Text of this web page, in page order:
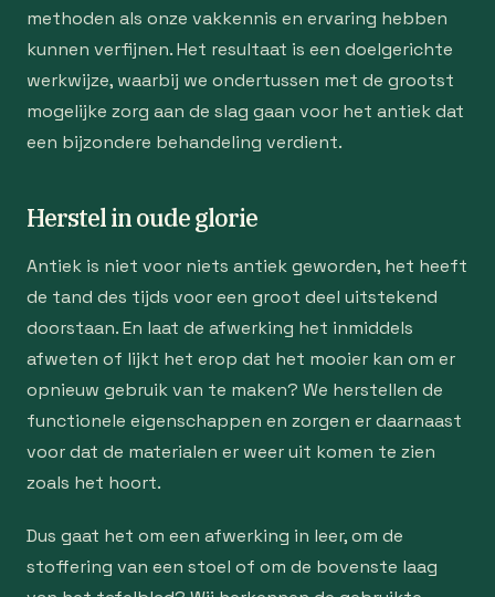
methoden als onze vakkennis en ervaring hebben
kunnen verfijnen. Het resultaat is een doelgerichte
werkwijze, waarbij we ondertussen met de grootst
mogelijke zorg aan de slag gaan voor het antiek dat
een bijzondere behandeling verdient.
Herstel in oude glorie
Antiek is niet voor niets antiek geworden, het heeft
de tand des tijds voor een groot deel uitstekend
doorstaan. En laat de afwerking het inmiddels
afweten of lijkt het erop dat het mooier kan om er
opnieuw gebruik van te maken? We herstellen de
functionele eigenschappen en zorgen er daarnaast
voor dat de materialen er weer uit komen te zien
zoals het hoort.
Dus gaat het om een afwerking in leer, om de
stoffering van een stoel of om de bovenste laag